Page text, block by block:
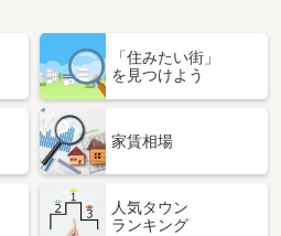
「住みたい街」
を見つけよう
家賃相場
人気タウン
ランキング